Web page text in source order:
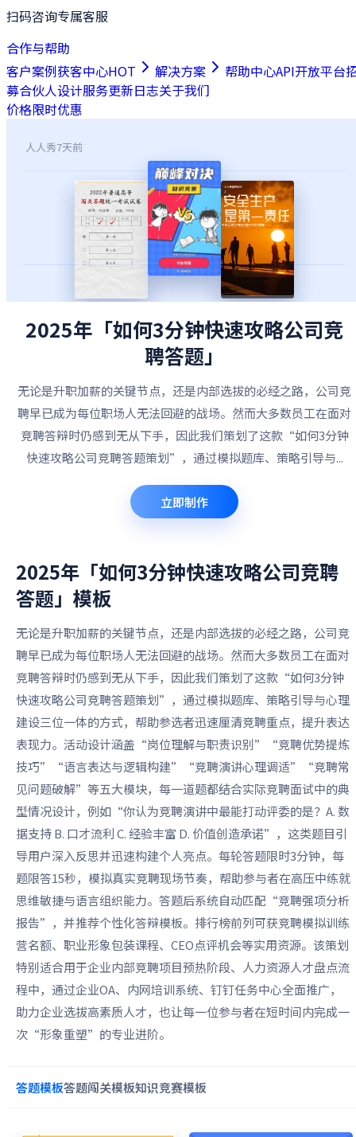
扫码咨询专属客服
合作与帮助
客户案例获客中心HOT 解决方案 帮助中心API开放平台
募合伙人设计服务更新日志关于我们
价格限时优惠
人人秀7天前
2025年「如何3分钟快速攻略公司竞
聘答题」
无论是升职加薪的关键节点，还是内部选拔的必经之路，公司竞
聘早已成为每位职场人无法回避的战场。然而大多数员工在面对
竞聘答辩时仍感到无从下手，因此我们策划了这款“如何3分钟
快速攻略公司竞聘答题策划”，通过模拟题库、策略引导与...
立即制作
2025年「如何3分钟快速攻略公司竞聘
答题」 模板
无论是升职加薪的关键节点，还是内部选拔的必经之路，公司竞
聘早已成为每位职场人无法回避的战场。然而大多数员工在面对
竞聘答辩时仍感到无从下手，因此我们策划了这款“如何3分钟
快速攻略公司竞聘答题策划”，通过模拟题库、策略引导与心理
建设三位一体的方式，帮助参选者迅速厘清竞聘重点，提升表达
表现力。活动设计涵盖“岗位理解与职责识别”“竞聘优势提炼
技巧”“语言表达与逻辑构建”“竞聘演讲心理调适”“竞聘常
见问题破解”等五大模块，每一道题都结合实际竞聘面试中的典
型情况设计，例如“你认为竞聘演讲中最能打动评委的是？A. 数
据支持 B. 口才流利 C. 经验丰富 D. 价值创造承诺”，这类题目引
导用户深入反思并迅速构建个人亮点。每轮答题限时3分钟，每
题限答15秒，模拟真实竞聘现场节奏，帮助参与者在高压中练就
思维敏捷与语言组织能力。答题后系统自动匹配“竞聘强项分析
报告”，并推荐个性化答辩模板。排行榜前列可获竞聘模拟训练
营名额、职业形象包装课程、CEO点评机会等实用资源。该策划
特别适合用于企业内部竞聘项目预热阶段、人力资源人才盘点流
程中，通过企业OA、内网培训系统、钉钉任务中心全面推广，
助力企业选拔高素质人才，也让每一位参与者在短时间内完成一
次“形象重塑”的专业进阶。
答题模板答题闯关模板知识竞赛模板